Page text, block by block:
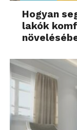
Hogyan
lakók